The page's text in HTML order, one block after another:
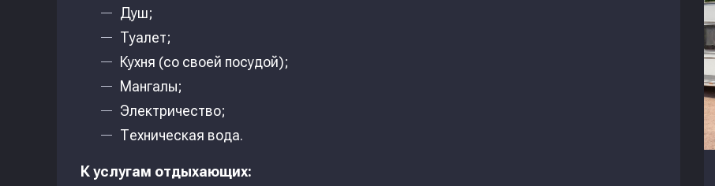
Душ;
Туалет;
Кухня (со своей посудой);
Мангалы;
Электричество;
Техническая вода.
К услугам отдыхающих: